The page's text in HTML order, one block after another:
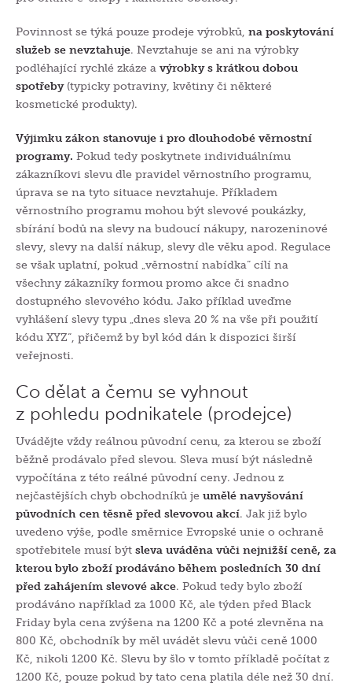
Povinnost se týká pouze prodeje výrobků, na poskytování
služeb se nevztahuje. Nevztahuje se ani na výrobky
podléhající rychlé zkáze a výrobky s krátkou dobou
spotřeby(typicky potraviny, květiny či některé
kosmetické produkty).
Výjimku zákon stanovuje i pro dlouhodobé věrnostní
programy. Pokud tedy poskytnete individuálnímu
zákazníkovi slevu dle pravidel věrnostního programu,
úprava se na tyto situace nevztahuje. Příkladem
věrnostního programu mohou být slevové poukázky,
sbírání bodů na slevy na budoucí nákupy, narozeninové
slevy, slevy na další nákup, slevy dle věku apod. Regulace
se však uplatní, pokud „věrnostní nabídka“ cílí na
všechny zákazníky formou promo akce či snadno
dostupného slevového kódu. Jako příklad uveďme
vyhlášení slevy typu „dnes sleva 20 % na vše při použití
kódu XYZ“, přičemž by byl kód dán k dispozici širší
veřejnosti.
Co dělat a čemu se vyhnout
z pohledu podnikatele (prodejce)
Uvádějte vždy reálnou původní cenu, za kterou se zboží
běžně prodávalo před slevou. Sleva musí být následně
vypočítána z této reálné původní ceny. Jednou z
nejčastějších chyb obchodníků je umělé navyšování
původních cen těsně před slevovou akcí. Jak již bylo
uvedeno výše, podle směrnice Evropské unie o ochraně
spotřebitele musí být sleva uváděna vůči nejnižší ceně, za
kterou bylo zboží prodáváno během posledních 30 dní
před zahájením slevové akce. Pokud tedy bylo zboží
prodáváno například za 1000 Kč, ale týden před Black
Friday byla cena zvýšena na 1200 Kč a poté zlevněna na
800 Kč, obchodník by měl uvádět slevu vůči ceně 1000
Kč, nikoli 1200 Kč. Slevu by šlo v tomto příkladě počítat z
1200 Kč, pouze pokud by tato cena platila déle než 30 dní.